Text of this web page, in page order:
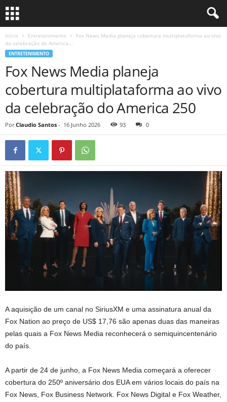
Início Entretenimento
Fox News Media planeja cobertura multiplataforma ao vivo
da celebração do America...
ENTRETENIMENTO
Fox News Media planeja
cobertura multiplataforma ao vivo
da celebração do America 250
Por Claudio Santos - 16 Junho 2026 93 0
A aquisição de um canal no SiriusXM e uma assinatura anual da
Fox Nation ao preço de US$ 17,76 são apenas duas das maneiras
pelas quais a Fox News Media reconhecerá o semiquincentenário
do país.
A partir de 24 de junho, a Fox News Media começará a oferecer
cobertura do 250º aniversário dos EUA em vários locais do país na
Fox News, Fox Business Network. Fox News Digital e Fox Weather,